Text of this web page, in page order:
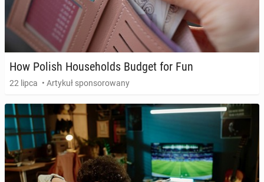
How Polish Ho­use­holds Budget for Fun
22 lipca • Artykuł sponsorowany